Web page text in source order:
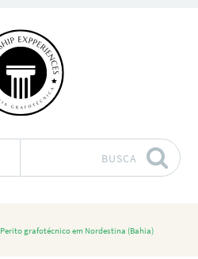
BUSCA
Perito grafotécnico em Nordestina (Bahia)